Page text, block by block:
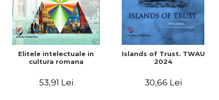
Elitele intelectuale in
cultura romana
53,91 Lei
Islands of Trust. TWAU
2024
30,66 Lei